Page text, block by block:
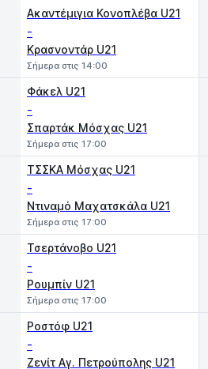
Ακαντέμιγια Κονοπλέβα U21
-
Κρασνοντάρ U21
Σήμερα στις 14:00
Φάκελ U21
-
Σπαρτάκ Μόσχας U21
Σήμερα στις 17:00
ΤΣΣΚΑ Μόσχας U21
-
Ντιναμό Μαχατσκάλα U21
Σήμερα στις 17:00
Τσερτάνοβο U21
-
Ρουμπίν U21
Σήμερα στις 17:00
Ροστόφ U21
-
Ζενίτ Αγ. Πετρούπολης U21